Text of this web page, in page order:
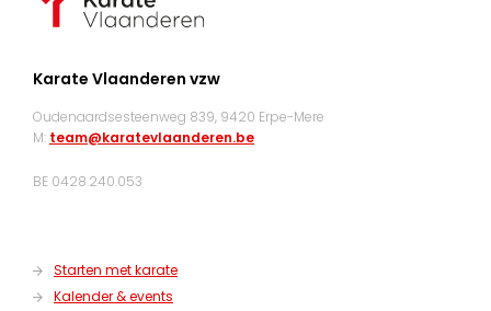
Karate Vlaanderen vzw
Oudenaardsesteenweg 839, 9420 Erpe-Mere
M: team@karatevlaanderen.be
BE 0428.240.053
Starten met karate
Kalender & events